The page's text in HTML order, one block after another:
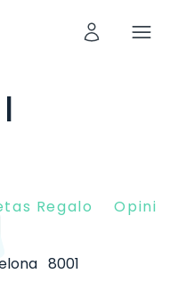
Regalo
8001